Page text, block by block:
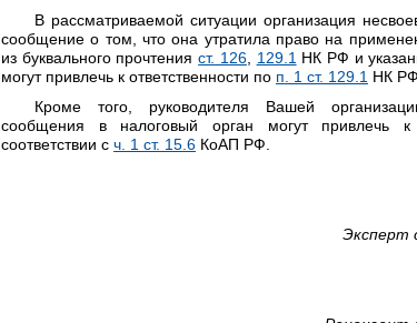
В рассматриваемой ситуации организация
сообщение о том, что она утратила право на
из буквального прочтенияст. 126, 129.1 НК РФ и
могут привлечь к ответственности по п. 1 ст. 129.1 НК РФ.
Кроме того, руководителя Вашей
сообщения в налоговый орган могут привлечь к
соответствии с ч. 1 ст. 15.6 КоАП РФ.
Эксперт